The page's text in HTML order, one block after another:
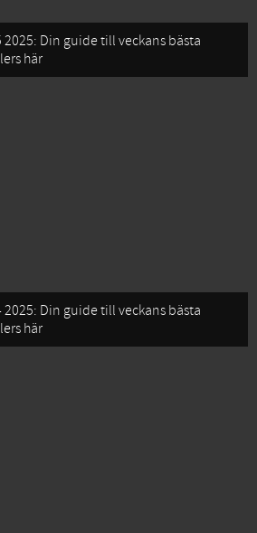
2025: Din guide till veckans bästa
här
2025: Din guide till veckans bästa
här